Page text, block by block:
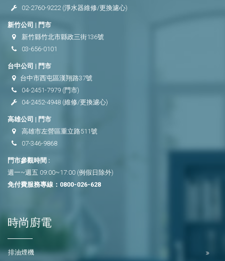
02-2760-9222(淨水器維修/更換濾心)
新竹公司 | 門市
新竹縣竹北市縣政三街136號
03-656-0101
台中公司 | 門市
台中市西屯區漢翔路37號
04-2451-7979 (門市)
04-2452-4948 (維修/更換濾心)
高雄公司 | 門市
高雄市左營區重立路511號
07-346-9868
門市參觀時間 :
週一~週五 09:00~17:00 (例假日除外)
免付費服務專線： 0800-026-628
時尚廚電
排油煙機